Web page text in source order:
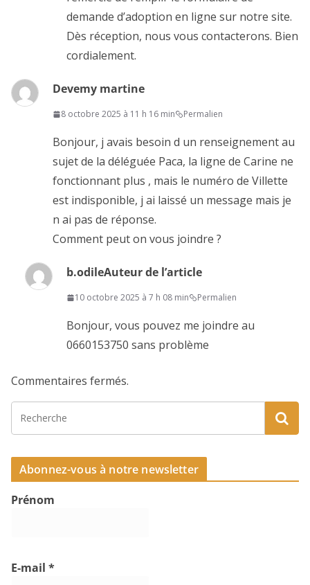
demande d’adoption en ligne sur notre site.
Dès réception, nous vous contacterons. Bien
cordialement.
Devemy martine
8 octobre 2025 à 11 h 16 min Permalien
Bonjour, j avais besoin d un renseignement au
sujet de la déléguée Paca, la ligne de Carine ne
fonctionnant plus , mais le numéro de Villette
est indisponible, j ai laissé un message mais je
n ai pas de réponse.
Comment peut on vous joindre ?
b.odileAuteur de l’article
10 octobre 2025 à 7 h 08 min Permalien
Bonjour, vous pouvez me joindre au
0660153750 sans problème
Commentaires fermés.
Abonnez-vous à notre newsletter
Prénom
E-mail *